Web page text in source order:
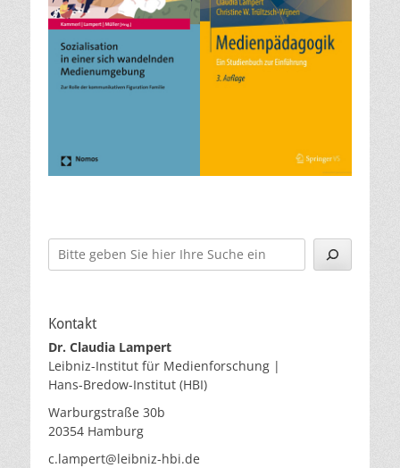
Suchen
Kontakt
Dr. Claudia Lampert
Leibniz-Institut für Medienforschung |
Hans-Bredow-Institut (HBI)
Warburgstraße 30b
20354 Hamburg
c.lampert@leibniz-hbi.de